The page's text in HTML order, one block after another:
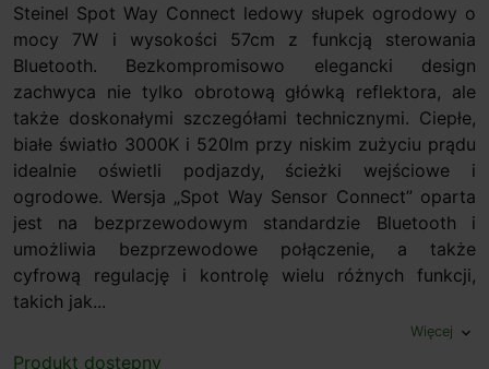
Steinel Spot Way Connect ledowy słupek ogrodowy o
mocy 7W i wysokości 57cm z funkcją sterowania
Bluetooth. Bezkompromisowo elegancki design
zachwyca nie tylko obrotową główką reflektora, ale
także doskonałymi szczegółami technicznymi. Ciepłe,
białe światło 3000K i 520lm przy niskim zużyciu prądu
idealnie oświetli podjazdy, ścieżki wejściowe i
ogrodowe. Wersja „Spot Way Sensor Connect” oparta
jest na bezprzewodowym standardzie Bluetooth i
umożliwia bezprzewodowe połączenie, a także
cyfrową regulację i kontrolę wielu różnych funkcji,
takich jak...
Więcej expand_more
Produkt dostępny